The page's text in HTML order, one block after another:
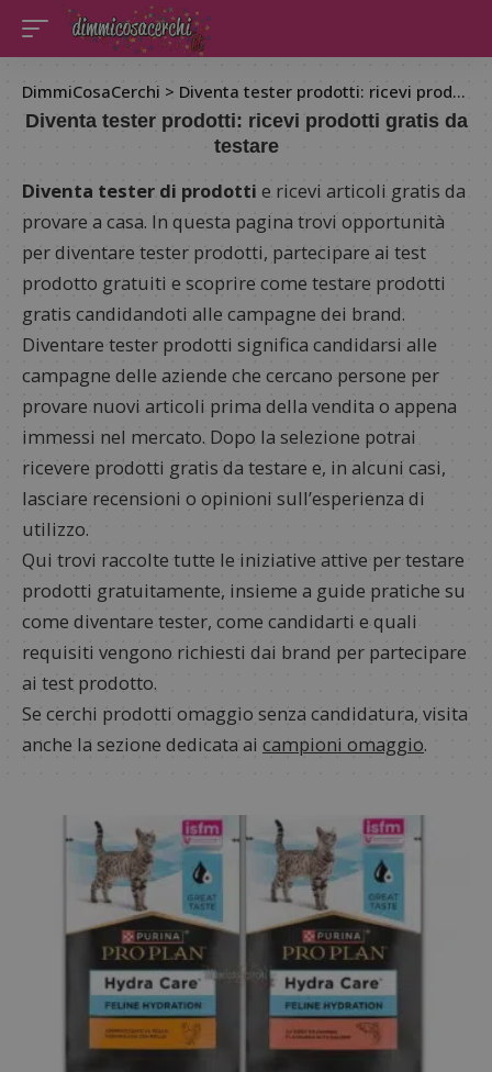
DimmiCosaCerchi > Diventa tester prodotti: ricevi prodotti gratis da testare
Diventa tester prodotti: ricevi prodotti gratis da
testare
Diventa tester di prodotti e ricevi articoli gratis da
provare a casa. In questa pagina trovi opportunità
per diventare tester prodotti, partecipare ai test
prodotto gratuiti e scoprire come testare prodotti
gratis candidandoti alle campagne dei brand.
Diventare tester prodotti significa candidarsi alle
campagne delle aziende che cercano persone per
provare nuovi articoli prima della vendita o appena
immessi nel mercato. Dopo la selezione potrai
ricevere prodotti gratis da testare e, in alcuni casi,
lasciare recensioni o opinioni sull’esperienza di
utilizzo.
Qui trovi raccolte tutte le iniziative attive per testare
prodotti gratuitamente, insieme a guide pratiche su
come diventare tester, come candidarti e quali
requisiti vengono richiesti dai brand per partecipare
ai test prodotto.
Se cerchi prodotti omaggio senza candidatura, visita
anche la sezione dedicata ai campioni omaggio.